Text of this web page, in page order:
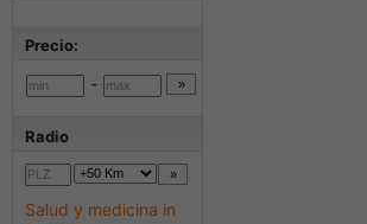
Precio:
-
Radio
Salud y medicina in